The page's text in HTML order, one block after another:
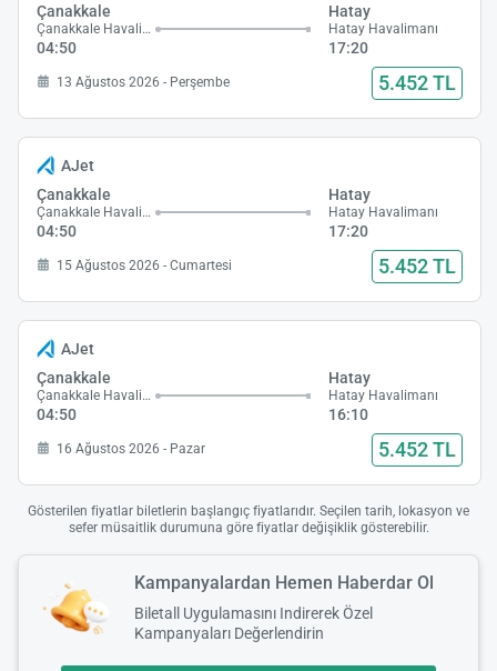
Çanakkale
Çanakkale Havalimanı
04:50
Hatay
Hatay Havalimanı
17:20
13 Ağustos 2026 - Perşembe 5.452 TL
AJet
Çanakkale
Çanakkale Havalimanı
04:50
Hatay
Hatay Havalimanı
17:20
15 Ağustos 2026 - Cumartesi 5.452 TL
AJet
Çanakkale
Çanakkale Havalimanı
04:50
Hatay
Hatay Havalimanı
16:10
16 Ağustos 2026 - Pazar 5.452 TL
Gösterilen fiyatlar biletlerin başlangıç fiyatlarıdır. Seçilen tarih, lokasyon ve
sefer müsaitlik durumuna göre fiyatlar değişiklik gösterebilir.
Kampanyalardan Hemen Haberdar Ol
Biletall Uygulamasını Indirerek Özel
Kampanyaları Değerlendirin